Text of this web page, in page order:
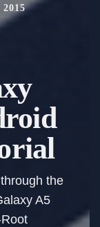
2015
the
A5